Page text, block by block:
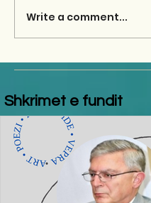
Write a comment...
Shkrimet e fundit